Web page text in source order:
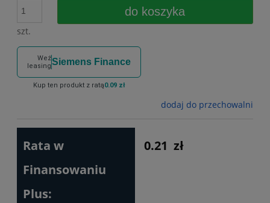
szt.
do koszyka
Weź
leasingSiemens Finance
Kup ten produkt z ratą0.09 zł
dodaj do przechowalni
Rata w
Finansowaniu
Plus:
0.21 zł